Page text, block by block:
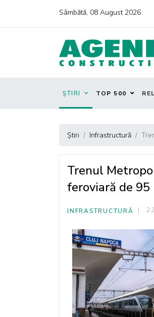
Sâmbătă, 08 August 2026
ȘTIRI TOP 500
Știri Infrastructură
Trenul
feroviară de
INFRASTRUCTURĂ